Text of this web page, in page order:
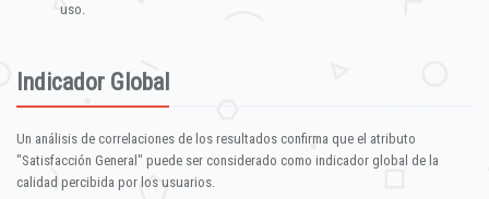
uso.
Indicador Global
Un análisis de correlaciones de los resultados confirma que el atributo
"Satisfacción General" puede ser considerado como indicador global de la
calidad percibida por los usuarios.